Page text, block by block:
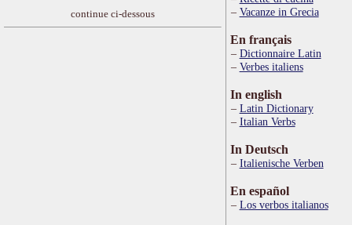
continue ci-dessous
Vacanze in Grecia
En français
Dictionnaire Latin
Verbes italiens
In english
Latin Dictionary
Italian Verbs
In Deutsch
Italienische Verben
En español
Los verbos italianos